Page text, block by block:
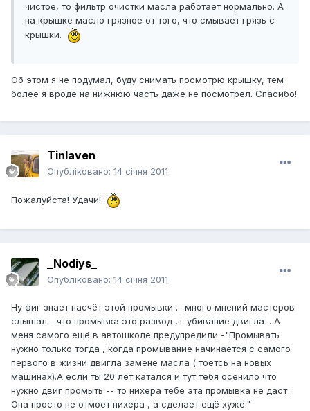
чистое, то фильтр очистки масла работает нормально. А
на крышке масло грязное от того, что смывает грязь с
крышки.
Об этом я не подумал, буду снимать посмотрю крышку, тем
более я вроде на нижнюю часть даже не посмотрел. Спасибо!
Tinlaven
Опубліковано: 14 січня 2011
Пожалуйста! Удачи!
_Nodiys_
Опубліковано: 14 січня 2011
Ну фиг знает насчёт этой промывки ... много мнений мастеров
слышал - что промывка это развод ,+ убивание двигла .. А
меня самого ещё в автошколе предупредили -"Промывать
нужно только тогда , когда промывание начинается с самого
первого в жизни двигла замене масла ( тоетсь на новых
машинах).А если ты 20 лет катался и тут тебя осенило что
нужно двиг промыть -- то нихера тебе эта промывка не даст ..
Она просто не отмоет нихера , а сделает ещё хуже."